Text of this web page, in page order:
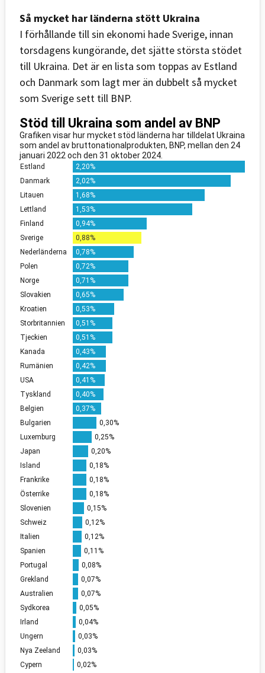
Så mycket har länderna stött Ukraina
I förhållande till sin ekonomi hade Sverige, innan
torsdagens kungörande, det sjätte största stödet
till Ukraina. Det är en lista som toppas av Estland
och Danmark som lagt mer än dubbelt så mycket
som Sverige sett till BNP.